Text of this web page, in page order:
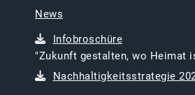
News
Infobroschüre
"Zukunft gestalten, wo Heimat
Nachhaltigkeitsstrategie